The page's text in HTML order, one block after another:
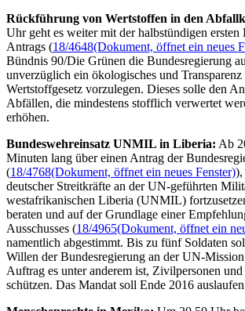
Rückführung von Wertstoffen in den
Uhr geht es weiter mit der halbstündigen ersten
Antrags (18/4648(Dokument, öffnet ein neues
Bündnis 90/Die Grünen die Bundesregierung
unverzüglich ein ökologisches und Transparenz
Wertstoffgesetz vorzulegen. Dieses solle den
Abfällen, die mindestens stofflich verwertet
erhöhen.
Bundeswehreinsatz UNMIL in Liberia: Ab
Minuten lang über einen Antrag der
(18/4768(Dokument, öffnet ein neues Fenster)),
deutscher Streitkräfte an der UN-geführten
westafrikanischen Liberia (UNMIL)
beraten und auf der Grundlage einer
Ausschusses (18/4965(Dokument, öffnet ein
namentlich abgestimmt. Bis zu fünf Soldaten
Willen der Bundesregierung an der UN-
Auftrag es unter anderem ist, Zivilpersonen
schützen. Das Mandat soll Ende 2016